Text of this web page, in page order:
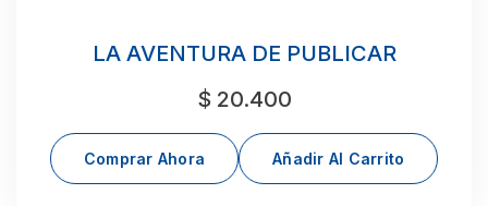
LA AVENTURA DE PUBLICAR
$ 20.400
Comprar Ahora Añadir Al Carrito